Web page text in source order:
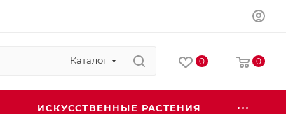
Каталог 0 0
ИСКУССТВЕННЫЕ РАСТЕНИЯ